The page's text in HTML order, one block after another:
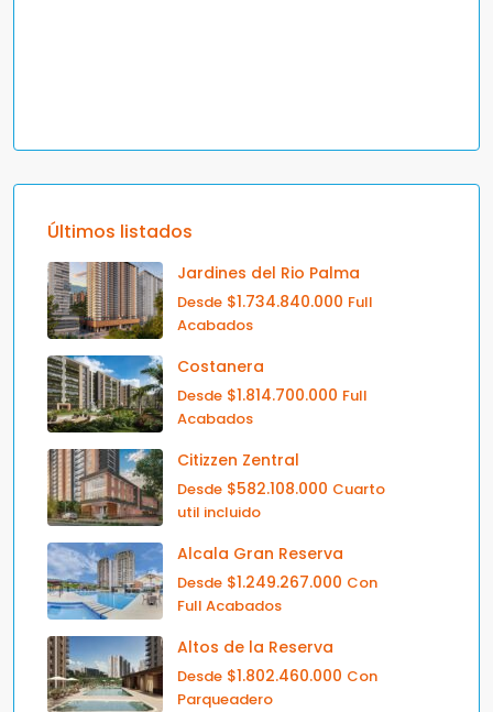
Últimos listados
Jardines del Rio Palma
Desde $1.734.840.000 Full
Acabados
Costanera
Desde $1.814.700.000 Full
Acabados
Citizzen Zentral
Desde $582.108.000 Cuarto
util incluido
Alcala Gran Reserva
Desde $1.249.267.000 Con
Full Acabados
Altos de la Reserva
Desde $1.802.460.000 Con
Parqueadero